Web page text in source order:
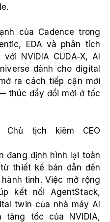
của Cadence trong
EDA và phân tích
NVIDIA CUDA‑X, AI
dành cho digital
ra cách tiếp cận mới
thúc đẩy đổi mới ở tốc
Chủ tịch kiêm CEO
đang định hình lại toàn
thiết kế bán dẫn đến
tinh. Việc mở rộng
kết nối AgentStack,
twin của nhà máy AI
tốc của NVIDIA,